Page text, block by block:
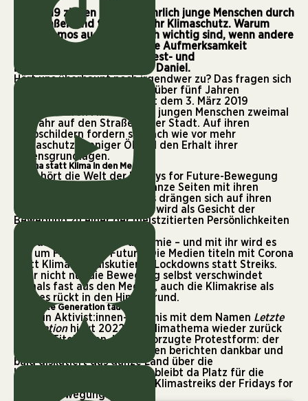
Seit 2019 ziehen zweimal jährlich junge Menschen durch
die Straßen und fordern mehr Klimaschutz. Warum
diese Demos auch dann noch wichtig sind, wenn andere
Protestformen mehr mediale Aufmerksamkeit
bekommen, erklärt uns Protest- und
Bewegungsforscherin Antje Daniel.
Hört uns überhaupt noch irgendwer zu? Das fragen sich
manche Aktivist:innen nach über fünf Jahren
weltweiter Klimastreiks. Seit dem 3. März 2019
demonstrieren Millionen von jungen Menschen zweimal
pro Jahr auf den Straßen ihrer Stadt. Auf ihren
Pappschildern fordern sie nach wie vor mehr
Klimaschutz, weniger Öl und den Erhalt ihrer
Lebensgrundlagen.
Corona statt Klima in den Medien
2019 hört die Welt derFridays for Future-Bewegung
noch zu. Zeitungen füllen ganze Seiten mit ihren
Forderungen, Fernsehteams drängen sich auf ihren
Demos und Greta Thunberg wird als Gesicht der
Bewegung zu einer der meistzitierten Persönlichkeiten
der Welt.
Und dann kommt die Pandemie – und mit ihr wird es
still um Fridays for Future. Die Medien titeln mit Corona
statt Klima und diskutieren Lockdowns statt Streiks.
Aber nicht nur die Bewegung selbst verschwindet
damals fast aus den Medien, auch die Klimakrise als
Ganzes rückt in den Hintergrund.
Die letzte Generation taucht auf
Erst ein Aktivist:innen-Bündnis mit dem Namen Letzte
Generationhievt 2022 das Klimathema wieder zurück
auf die Titelseiten. Ihre bevorzugte Protestform: der
. Die Medien berichten dankbar und
bald diskutiert das ganze Land über die
Klimaaktivist:innen. Und wo bleibt da Platz für die
vergleichsweise moderaten Klimastreiks der Fridays for
Future-Bewegung?